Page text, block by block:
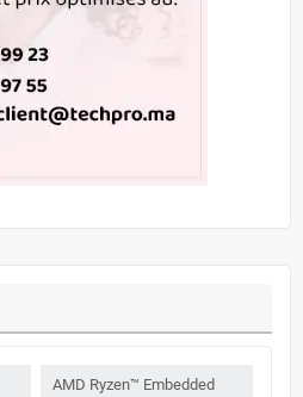
AMD Ryzen™ Embedded